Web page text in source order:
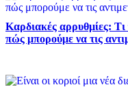
Καρδιακές αρρυθμίες:
πώς μπορούμε να τις